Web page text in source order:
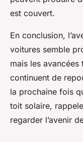
est couvert.
En conclusion,
voitures semble
mais les
continuent de
la prochaine fois
toit solaire,
regarder l’avenir